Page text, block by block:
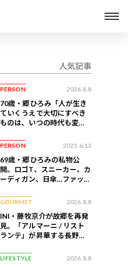
人気記事
PERSON 2026.8.8
70歳・郷ひろみ「人が生き
ていくうえで大切にすべき
ものは、いつの時代も変わ
PERSON 2025.6.13
69歳・郷ひろみの私物公
開。ロゴT、スニーカー、カ
ーディガン、日傘…ファッシ
GOURMET 2026.8.8
INI・藤牧京介が故郷を再発
見。「アルマーニ / リスト
ランテ」が昇華する長野の
LIFESTYLE 2026.8.8